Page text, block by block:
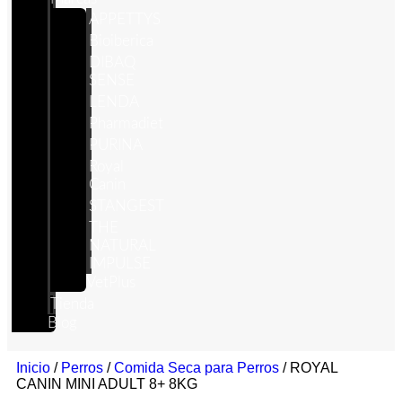
APPETTYS
Bioiberica
SENSE
Pharmadiet
PURINA
Royal
Canin
STANGEST
NATURAL
Blog
Inicio / Perros /Comida Seca para Perros / ROYAL
CANIN MINI ADULT 8+ 8KG